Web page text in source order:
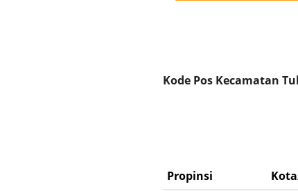
Kode Pos Kecamatan
Propinsi